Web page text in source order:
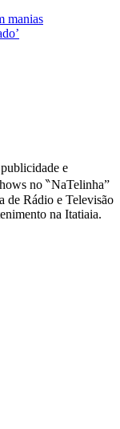
manias
e
no ‶NaTelinha”
de Rádio e Televisão
na Itatiaia.